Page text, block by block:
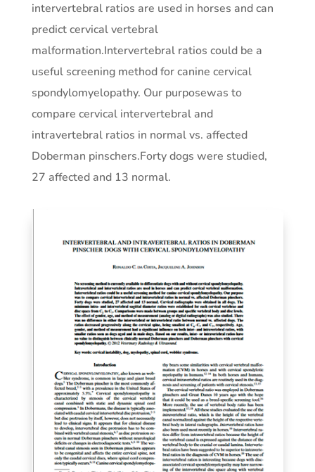
intervertebral ratios are used in horses and can
predict cervical vertebral
malformation.Intervertebral ratios could be a
useful screening method for canine cervical
spondylomyelopathy. Our purposewas to
compare cervical intervertebral and
intravertebral ratios in normal vs. affected
Doberman pinschers.Forty dogs were studied,
27 affected and 13 normal.